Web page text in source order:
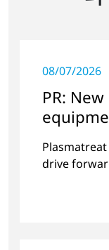
08/07/2026
PR:
surface
drive